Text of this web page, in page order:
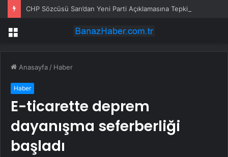
Menü
Anasayfa / Haber
Haber
E-ticarette deprem
dayanışma seferberliği
başladı